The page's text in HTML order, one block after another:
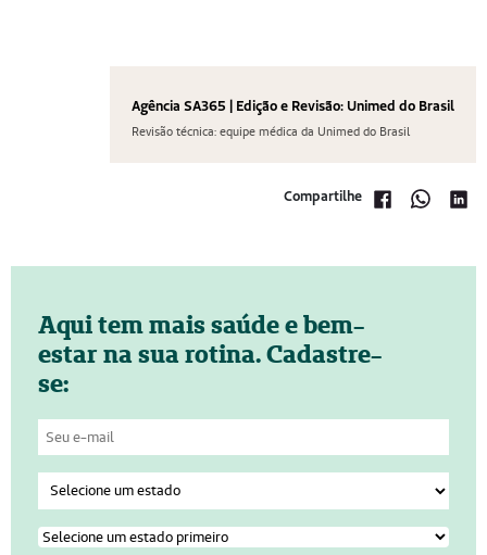
Agência SA365 | Edição e Revisão: Unimed do Brasil
Revisão técnica: equipe médica da Unimed do Brasil
Compartilhe
Aqui tem mais saúde e bem-
estar na sua rotina. Cadastre-
se: